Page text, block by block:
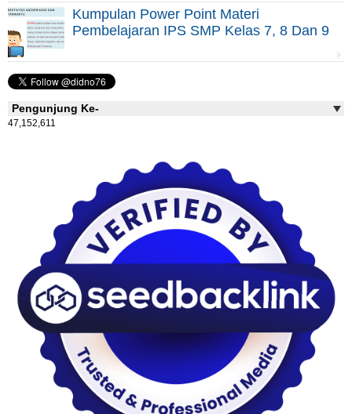
Kumpulan Power Point Materi
Pembelajaran IPS SMP Kelas 7, 8 Dan 9
Pengunjung Ke-
47,152,611